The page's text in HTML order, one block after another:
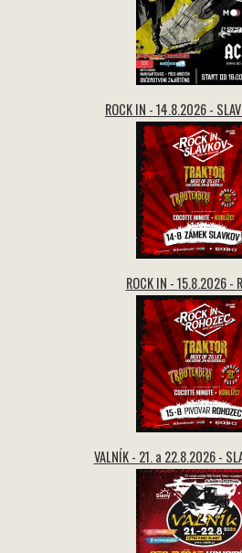
ROCK IN - 14.8.2026 -
ROCK IN - 15.8.2026 -
VALNÍK - 21. a 22.8.2026 -